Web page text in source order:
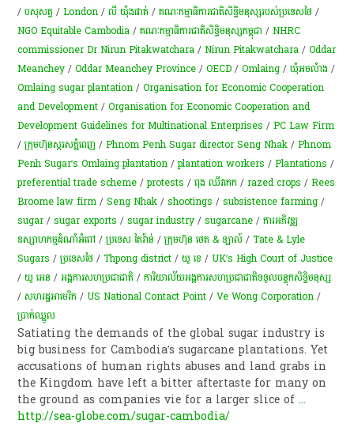
/បសុសត្វ /London /លី យ៉ុងផាត់ /គណៈកម្មាធិការ​ជាតិ​សិទ្ធិ​មនុស្សរបស់​ប្រទេសថៃ /
NGO Equitable Cambodia /គណៈកម្មាធិការជាតិសិទ្ធិមនុស្សកម្ពុជា /NHRC
commissioner Dr Nirun Pitakwatchara /Nirun Pitakwatchara /Oddar
Meanchey /Oddar Meanchey Province /OECD /Omlaing /ឃុំ​អម​លំាង /
Omlaing sugar plantation /Organisation for Economic Cooperation
and Development /Organisation for Economic Cooperation and
Development Guidelines for Multinational Enterprises /PC Law Firm
/ក្រុម​ហ៊ុន​ស្ករសភ្នំពេញ /Phnom Penh Sugar director Seng Nhak /Phnom
Penh Sugar’s Omlaing plantation /plantation workers /Plantations /
preferential trade scheme /protests /ពុង ឈីវ​​​កេក /razed crops /Rees
Broome law firm /Seng Nhak /shootings /subsistence farming /
sugar/sugar exports /sugar industry /sugarcane /ការ​អភិវឌ្ឍ​
ឧស្សាហកម្ម​ដំណាំ​អំពៅ /ប្រទេស តៃវ៉ាន់ /ក្រុមហ៊ុន ថេត & ឡាល៍ /Tate & Lyle
Sugars /ប្រទេសថៃ /Thpong district /យូ​ ខេ /UK’s High Court of Justice
/យូ អេន /អង្គការសហប្រជាជាតិ /ការិយាល័យ​អង្គការសហប្រជាជាតិ​ទទួល​បន្ទុក​សិទ្ធិ​មនុស្ស​
/សហរដ្ឋអាមេរិក /US National Contact Point /Ve Wong Corporation /
ប្រាក់​ឈ្នួល
Satiating the demands of the global sugar industry is
big business for Cambodia’s sugarcane plantations. Yet
accusations of human rights abuses and land grabs in
the Kingdom have left a bitter aftertaste for many on
the ground as companies vie for a larger slice of...
http://sea-globe.com/sugar-cambodia/